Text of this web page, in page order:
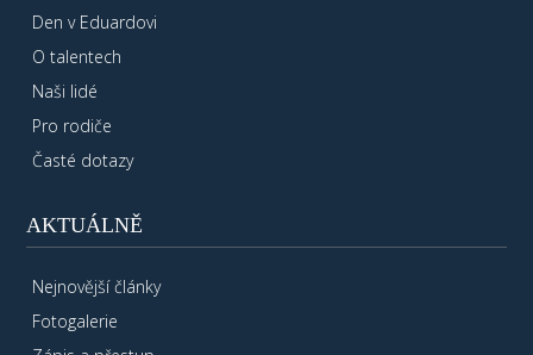
Den v Eduardovi
O talentech
Naši lidé
Pro rodiče
Časté dotazy
AKTUÁLNĚ
Nejnovější články
Fotogalerie